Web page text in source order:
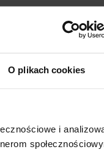
O plikach cookies
i